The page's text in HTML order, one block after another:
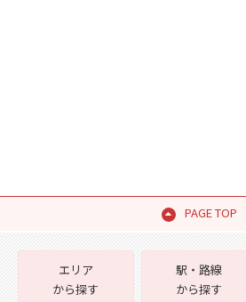
PAGE TOP
エリア
から探す
駅・路線
から探す